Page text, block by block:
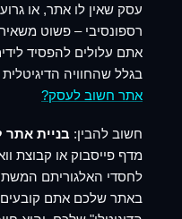
עסק שאין לו אתר, או
רספונסיבי – פשוט
אתם עלולים להפסיד
בגלל שהחוויה
אתר חשוב לעסק?
חשוב להבין: בניית אתר
מדף פייסבוק או קבוצת
לחסדי האלגוריתם
באתר שלכם אתם קובעים